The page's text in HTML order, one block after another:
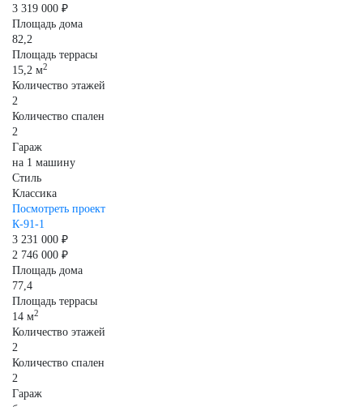
3 319 000 ₽
Площадь дома
82,2
Площадь террасы
15,2 м2
Количество этажей
2
Количество спален
2
Гараж
на 1 машину
Стиль
Классика
Посмотреть проект
К-91-1
3 231 000 ₽
2 746 000 ₽
Площадь дома
77,4
Площадь террасы
14 м2
Количество этажей
2
Количество спален
2
Гараж